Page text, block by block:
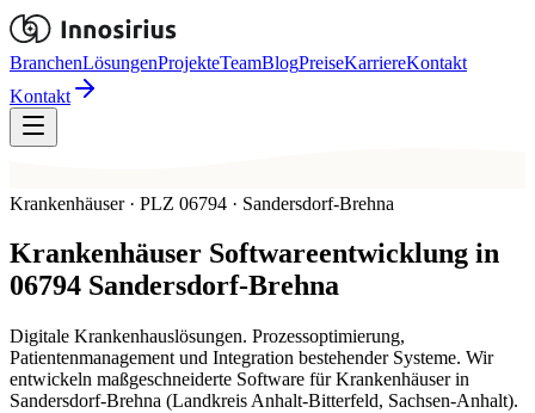
BranchenLösungenProjekteTeamBlogPreiseKarriereKontakt
Kontakt
Krankenhäuser · PLZ 06794 · Sandersdorf-Brehna
Krankenhäuser Softwareentwicklung in
06794 Sandersdorf-Brehna
Digitale Krankenhauslösungen. Prozessoptimierung,
Patientenmanagement und Integration bestehender Systeme. Wir
entwickeln maßgeschneiderte Software für Krankenhäuser in
Sandersdorf-Brehna (Landkreis Anhalt-Bitterfeld, Sachsen-Anhalt).